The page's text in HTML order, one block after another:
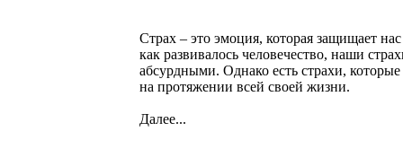
Страх – это эмоция, которая защищает
как развивалось человечество, наши
абсурдными. Однако есть страхи,
на протяжении всей своей жизни.
Далее...